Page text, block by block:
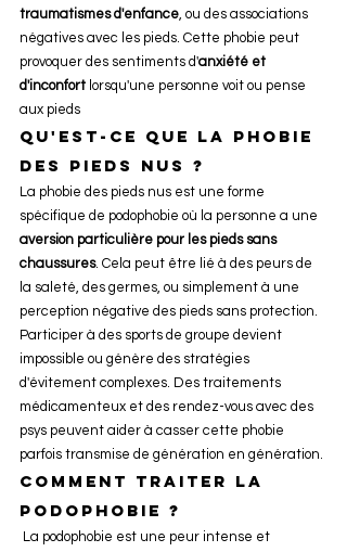
traumatismes d'enfance, ou des associations
négatives avec les pieds. Cette phobie peut
provoquer des sentiments d'anxiété et
d'inconfort lorsqu'une personne voit ou pense
aux pieds
Qu'est-ce que la phobie
des pieds nus ?
La phobie des pieds nus est une forme
spécifique de podophobie où la personne a une
aversion particulière pour les pieds sans
chaussures. Cela peut être lié à des peurs de
la saleté, des germes, ou simplement à une
perception négative des pieds sans protection.
Participer à des sports de groupe devient
impossible ou génère des stratégies
d'évitement complexes. Des traitements
médicamenteux et des rendez-vous avec des
psys peuvent aider à casser cette phobie
parfois transmise de génération en génération.
Comment traiter la
podophobie ?
La podophobie est une peur intense et